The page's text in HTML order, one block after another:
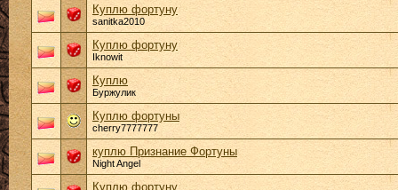
Куплю фортуну
sanitka2010
Куплю фортуну
Iknowit
Куплю
Буржулик
Куплю фортуны
cherry7777777
куплю Признание Фортуны
Night Angel
Куплю фортуну